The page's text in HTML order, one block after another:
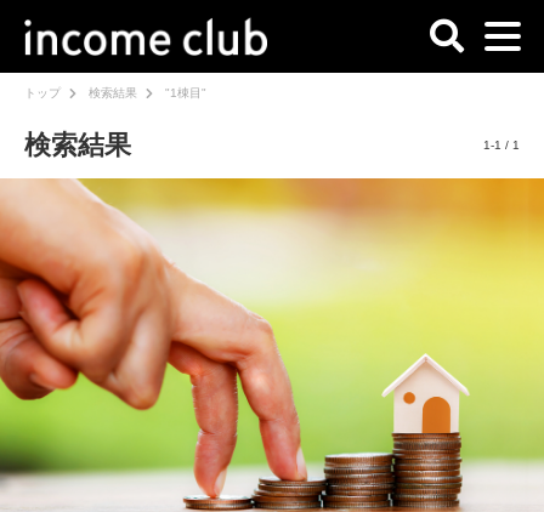
トップ 検索結果 "1棟目"
検索結果 1-1 / 1